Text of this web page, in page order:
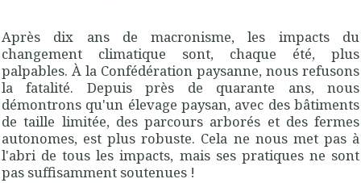
Après dix ans de macronisme, les impacts du
changement climatique sont, chaque été, plus
palpables. À la Confédération paysanne, nous refusons
la fatalité. Depuis près de quarante ans, nous
démontrons qu'un élevage paysan, avec des bâtiments
de taille limitée, des parcours arborés et des fermes
autonomes, est plus robuste. Cela ne nous met pas à
l'abri de tous les impacts, mais ses pratiques ne sont
pas suffisamment soutenues !